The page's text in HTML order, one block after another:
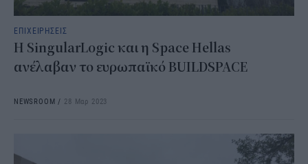
ΕΠΙΧΕΙΡΗΣΕΙΣ
Η SingularLogic και η Space Hellas
ανέλαβαν το ευρωπαϊκό BUILDSPACE
NEWSROOM / 28 Μαρ 2023